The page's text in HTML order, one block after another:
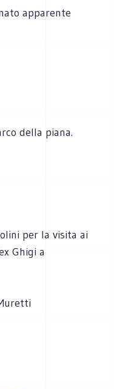
apparente
della piana.
per la visita ai
Ghigi a